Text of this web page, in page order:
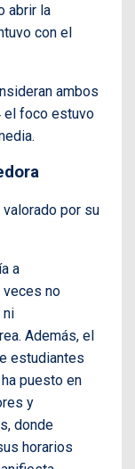
abrir la
con el
ambos
el foco estuvo
por su
a
veces no
ni
Además, el
estudiantes
puesto en
y
donde
horarios